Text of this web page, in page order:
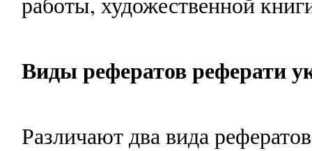
Виды рефератов реферати
Различают два вида